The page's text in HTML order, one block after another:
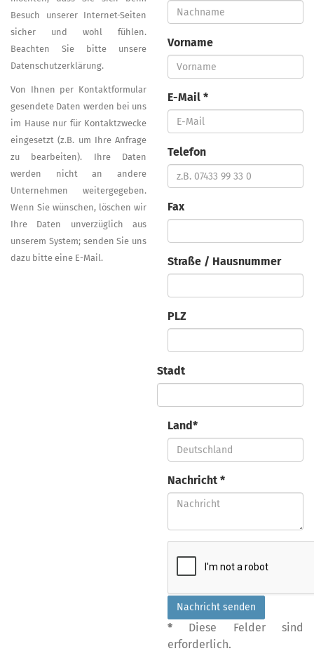
Besuch unserer Internet-Seiten
sicher und wohl fühlen.
Beachten Sie bitte unsere
Datenschutzerklärung.
Von Ihnen per Kontaktformular
gesendete Daten werden bei uns
im Hause nur für Kontaktzwecke
eingesetzt (z.B. um Ihre Anfrage
zu bearbeiten). Ihre Daten
werden nicht an andere
Unternehmen weitergegeben.
Wenn Sie wünschen, löschen wir
Ihre Daten unverzüglich aus
unserem System; senden Sie uns
dazu bitte eine E-Mail.
Vorname
E-Mail *
Telefon
Fax
Straße / Hausnummer
PLZ
Stadt
Land*
Nachricht *
* Diese Felder sind
erforderlich.